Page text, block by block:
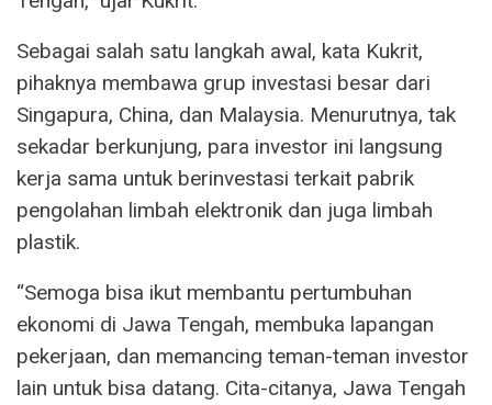
Sebagai salah satu langkah awal, kata Kukrit,
pihaknya membawa grup investasi besar dari
Singapura, China, dan Malaysia. Menurutnya, tak
sekadar berkunjung, para investor ini langsung
kerja sama untuk berinvestasi terkait pabrik
pengolahan limbah elektronik dan juga limbah
plastik.
“Semoga bisa ikut membantu pertumbuhan
ekonomi di Jawa Tengah, membuka lapangan
pekerjaan, dan memancing teman-teman investor
lain untuk bisa datang. Cita-citanya, Jawa Tengah